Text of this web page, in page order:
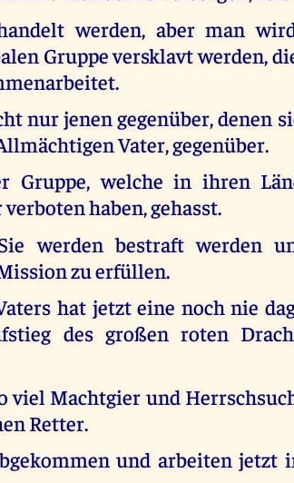
werden, aber man
Gruppe versklavt werden,
nur jenen gegenüber, denen
Vater, gegenüber.
Gruppe, welche in ihren
haben, gehasst.
werden bestraft werden
zu erfüllen.
hat jetzt eine noch nie
des großen roten
viel Machtgier und
Retter.
und arbeiten jetzt